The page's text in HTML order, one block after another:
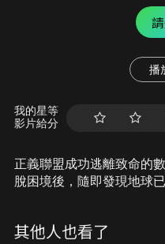
播
我的星等
影片給分
正義聯盟成功逃離致命的
脫困境後，隨即發現地球
其他人也看了